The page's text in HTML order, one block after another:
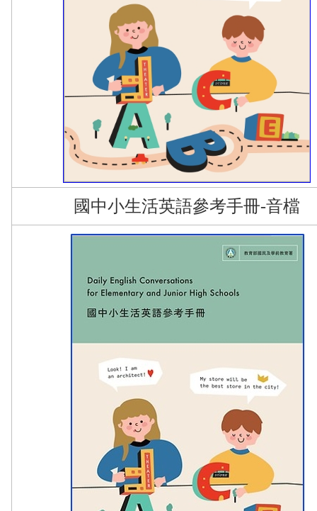
國中小生活英語參考手冊-音檔